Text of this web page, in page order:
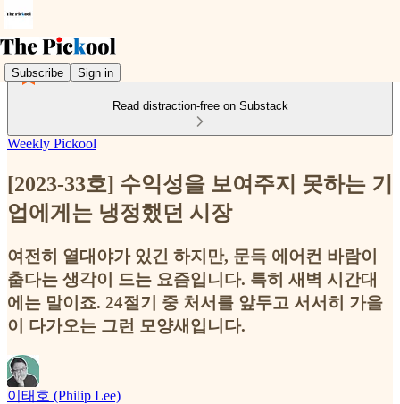
Subscribe Sign in
Read distraction-free on Substack
Weekly Pickool
[2023-33호] 수익성을 보여주지 못하는 기
업에게는 냉정했던 시장
여전히 열대야가 있긴 하지만, 문득 에어컨 바람이
춥다는 생각이 드는 요즘입니다. 특히 새벽 시간대
에는 말이죠. 24절기 중 처서를 앞두고 서서히 가을
이 다가오는 그런 모양새입니다.
이태호 (Philip Lee)